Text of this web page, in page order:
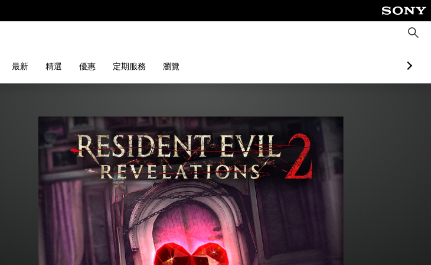
搜
尋
最新 精選 優惠 定期服務 瀏覽